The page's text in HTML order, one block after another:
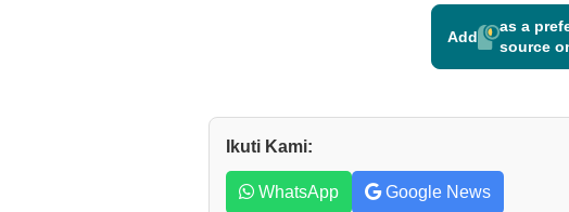
Add
as a
source
Ikuti Kami:
WhatsApp Google News